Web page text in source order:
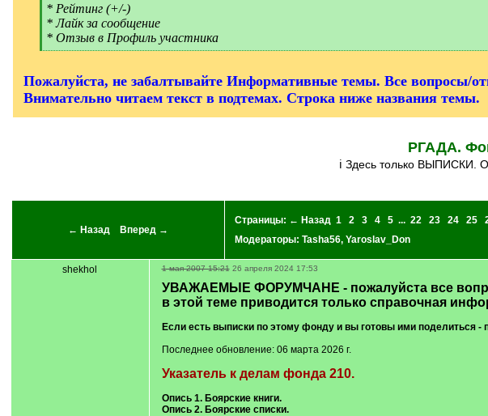
[
q
]
* Рейтинг (+/-)
* Лайк за сообщение
* Отзыв в Профиль участника
[
Пожалуйста, не забалтывайте Информативные темы. Все вопросы/
Внимательно читаем текст в подтемах. Строка ниже названия темы.
РГАДА.
ℹ Здесь только ВЫПИСКИ.
← Назад Вперед →
Страницы: ← Назад 1 2 3 4 5 ... 22 23 24 25
Модераторы: Tasha56, Yaroslav_Don
shekhol 1 мая 2007 15:21 26 апреля 2024 17:53
УВАЖАЕМЫЕ ФОРУМЧАНЕ - пожалуйста все
в этой теме приводится только справочная
Если есть выписки по этому фонду и вы готовы ими поделиться -
Последнее обновление: 06 марта 2026 г.
Указатель к делам фонда 210.
Опись 1. Боярские книги.
Опись 2. Боярские списки.